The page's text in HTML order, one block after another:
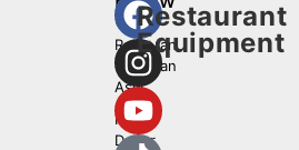
barat
Restoran
Makanan
Asia
Pusat
Dapur
UsRestaurant
Equipment